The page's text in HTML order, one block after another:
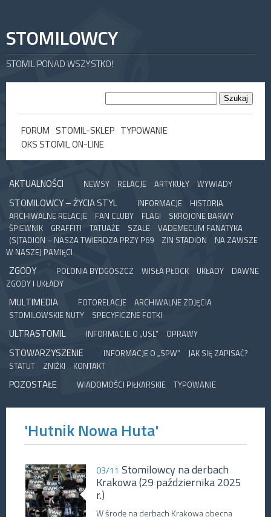
STOMILOWCY
STOMIL PONAD WSZYSTKO!
FORUM STOMIL-SKLEP TYPOWANIE
OKS STOMIL ON-LINE
AKTUALNOŚCI NEWSY RELACJE ARTYKUŁY WYWIADY
STOMILOWCY – ŻYCIA STYL INFORMACJE
HISTORIA
ARCHIWALNE RELACJE
FAN CLUBY FLAGI
SKROJONE BARWY
ŚPIEWNIK
GRAFFITI TATUAŻE SZALE
VADEMECUM FANATYKA
(S)TADION – NASZA TWIERDZA PRZY P69
ZIN STADION
NA ZAWSZE
W NASZEJ PAMIĘCI
ZGODY POLONIA BYDGOSZCZ WISŁA PŁOCK UKŁADY
DAWNE
ZGODY I UKŁADY
MULTIMEDIA FOTORELACJE
ARCHIWALNE ZDJĘCIA
STOMILOWSKIE NUTY
SPECYFICZNE FOTKI
ULTRASTOMIL INFORMACJE O „USL” OPRAWY
STOWARZYSZENIE INFORMACJE O „SPW”
JAK SIĘ ZAPISAĆ?
STATUT
ZNIŻKI KONTAKT
POZOSTAŁE WIADOMOŚCI PIŁKARSKIE TYPOWANIE
'Hutnik Nowa Huta'
03/11 Stomilowcy na derbach
Krakowa (29 października 2025
r.)
W środę na derbach Krakowa obecna